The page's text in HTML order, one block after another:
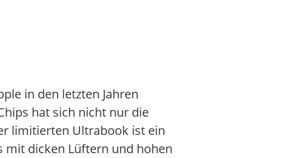
in den letzten Jahren
hat sich nicht nur die
limitierten Ultrabook ist ein
mit dicken Lüftern und hohen